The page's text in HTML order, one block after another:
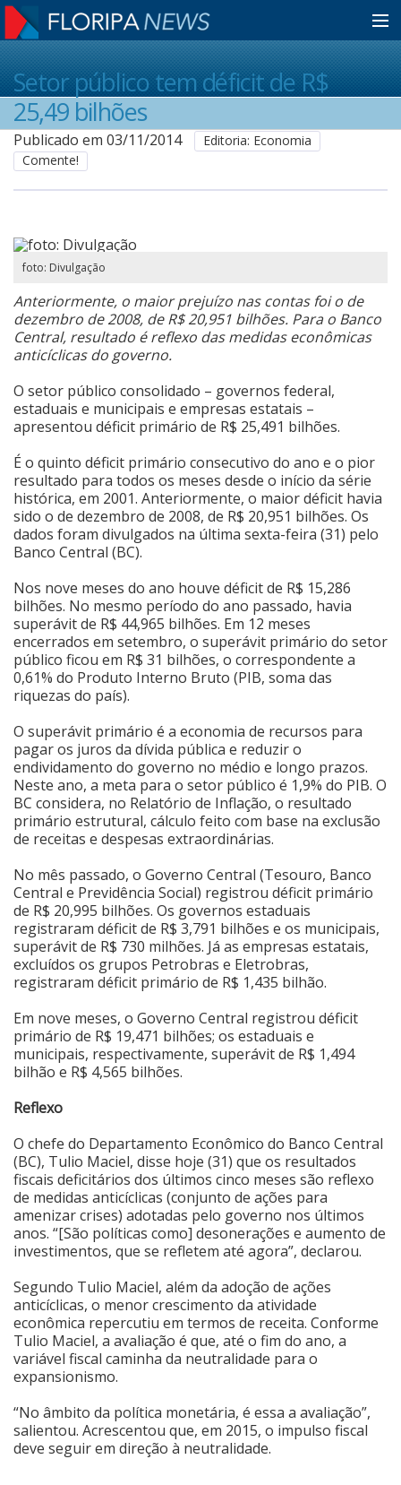
Home
Notícias
Colunistas
Classificados
Guia de Serviços
Cinema
Agenda Cultural
Anuncie
Fale Conosco
Setor público tem déficit de R$
25,49 bilhões
Publicado em 03/11/2014
Editoria: Economia
Comente!
foto: Divulgação
Anteriormente, o maior prejuízo nas contas foi o de
dezembro de 2008, de R$ 20,951 bilhões. Para o Banco
Central, resultado é reflexo das medidas econômicas
anticíclicas do governo.
O setor público consolidado – governos federal,
estaduais e municipais e empresas estatais –
apresentou déficit primário de R$ 25,491 bilhões.
É o quinto déficit primário consecutivo do ano e o pior
resultado para todos os meses desde o início da série
histórica, em 2001. Anteriormente, o maior déficit havia
sido o de dezembro de 2008, de R$ 20,951 bilhões. Os
dados foram divulgados na última sexta-feira (31) pelo
Banco Central (BC).
Nos nove meses do ano houve déficit de R$ 15,286
bilhões. No mesmo período do ano passado, havia
superávit de R$ 44,965 bilhões. Em 12 meses
encerrados em setembro, o superávit primário do setor
público ficou em R$ 31 bilhões, o correspondente a
0,61% do Produto Interno Bruto (PIB, soma das
riquezas do país).
O superávit primário é a economia de recursos para
pagar os juros da dívida pública e reduzir o
endividamento do governo no médio e longo prazos.
Neste ano, a meta para o setor público é 1,9% do PIB. O
BC considera, no Relatório de Inflação, o resultado
primário estrutural, cálculo feito com base na exclusão
de receitas e despesas extraordinárias.
No mês passado, o Governo Central (Tesouro, Banco
Central e Previdência Social) registrou déficit primário
de R$ 20,995 bilhões. Os governos estaduais
registraram déficit de R$ 3,791 bilhões e os municipais,
superávit de R$ 730 milhões. Já as empresas estatais,
excluídos os grupos Petrobras e Eletrobras,
registraram déficit primário de R$ 1,435 bilhão.
Em nove meses, o Governo Central registrou déficit
primário de R$ 19,471 bilhões; os estaduais e
municipais, respectivamente, superávit de R$ 1,494
bilhão e R$ 4,565 bilhões.
Reflexo
O chefe do Departamento Econômico do Banco Central
(BC), Tulio Maciel, disse hoje (31) que os resultados
fiscais deficitários dos últimos cinco meses são reflexo
de medidas anticíclicas (conjunto de ações para
amenizar crises) adotadas pelo governo nos últimos
anos. “[São políticas como] desonerações e aumento de
investimentos, que se refletem até agora”, declarou.
Segundo Tulio Maciel, além da adoção de ações
anticíclicas, o menor crescimento da atividade
econômica repercutiu em termos de receita. Conforme
Tulio Maciel, a avaliação é que, até o fim do ano, a
variável fiscal caminha da neutralidade para o
expansionismo.
“No âmbito da política monetária, é essa a avaliação”,
salientou. Acrescentou que, em 2015, o impulso fiscal
deve seguir em direção à neutralidade.